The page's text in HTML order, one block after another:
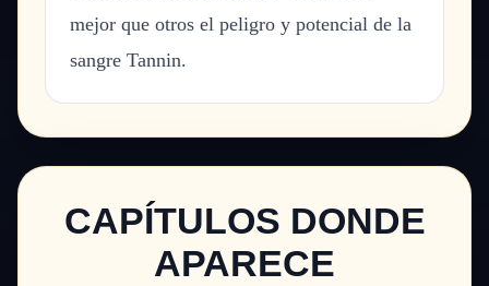
mejor que otros el peligro y potencial de la
sangre Tannin.
CAPÍTULOS DONDE
APARECE